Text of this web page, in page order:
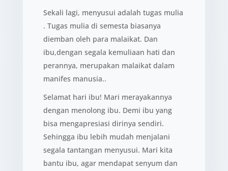
Sekali lagi, menyusui adalah tugas mulia
. Tugas mulia di semesta biasanya
diemban oleh para malaikat. Dan
ibu,dengan segala kemuliaan hati dan
perannya, merupakan malaikat dalam
manifes manusia..
Selamat hari ibu! Mari merayakannya
dengan menolong ibu. Demi ibu yang
bisa mengapresiasi dirinya sendiri.
Sehingga ibu lebih mudah menjalani
segala tantangan menyusui. Mari kita
bantu ibu, agar mendapat senyum dan